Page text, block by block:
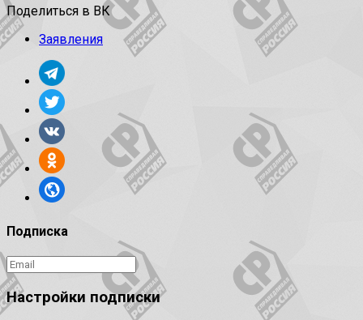
Поделиться в ВК
Заявления
Подписка
Настройки подписки